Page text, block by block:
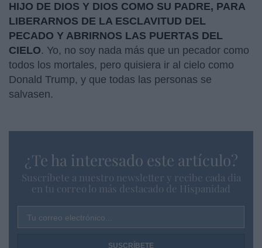
HIJO DE DIOS Y DIOS COMO SU PADRE, PARA
LIBERARNOS DE LA ESCLAVITUD DEL
PECADO Y ABRIRNOS LAS PUERTAS DEL
CIELO. Yo, no soy nada más que un pecador como
todos los mortales, pero quisiera ir al cielo como
Donald Trump, y que todas las personas se
salvasen.
¿Te ha interesado este artículo?
Suscríbete a nuestro newsletter y recibe cada dia
en tu correo lo más destacado de Hispanidad
Tu correo electrónico...